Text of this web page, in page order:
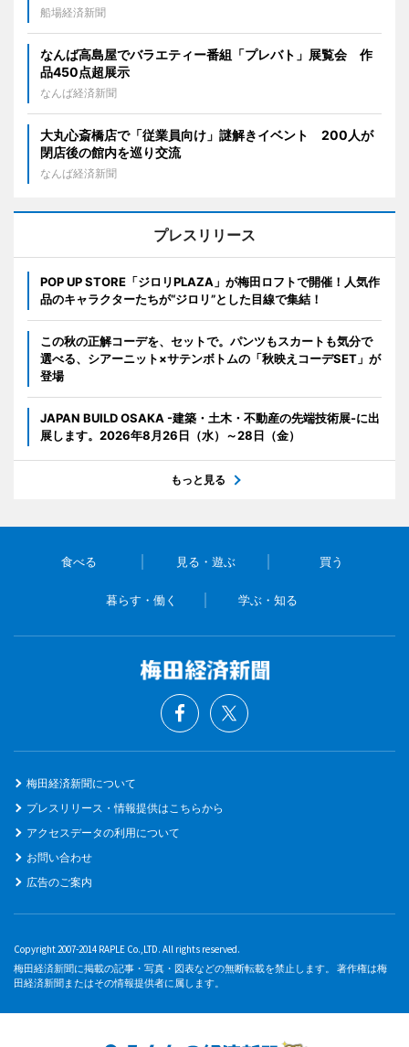
船場経済新聞
なんば高島屋でバラエティー番組「プレバト」展覧会 作
品450点超展示
なんば経済新聞
大丸心斎橋店で「従業員向け」謎解きイベント 200人が
閉店後の館内を巡り交流
なんば経済新聞
プレスリリース
POP UP STORE「ジロリPLAZA」が梅田ロフトで開催！人気作
品のキャラクターたちが“ジロリ”とした目線で集結！
この秋の正解コーデを、セットで。パンツもスカートも気分で
選べる、シアーニット×サテンボトムの「秋映えコーデSET」が
登場
JAPAN BUILD OSAKA -建築・土木・不動産の先端技術展-に出
展します。2026年8月26日（水）～28日（金）
もっと見る
食べる 見る・遊ぶ 買う
暮らす・働く 学ぶ・知る
梅田経済新聞について
プレスリリース・情報提供はこちらから
アクセスデータの利用について
お問い合わせ
広告のご案内
Copyright 2007-2014 RAPLE Co.,LTD. All rights reserved.
梅田経済新聞に掲載の記事・写真・図表などの無断転載を禁止します。 著作権は梅
田経済新聞またはその情報提供者に属します。